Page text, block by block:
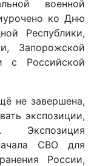
военной
ко Дню
Республики,
Запорожской
с Российской
не завершена,
экспозиции,
Экспозиция
СВО для
России,